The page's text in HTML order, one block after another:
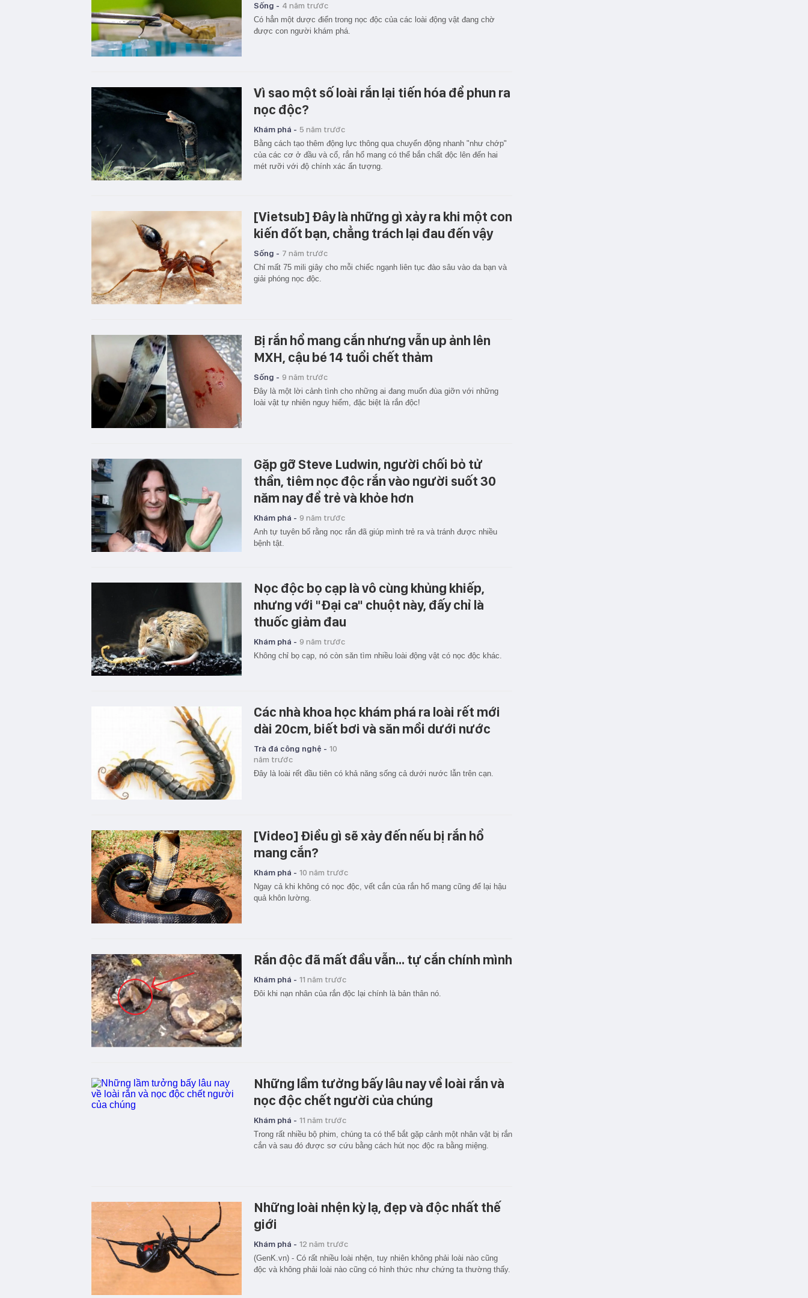
Sống - 4 năm trước
Có hẳn một dược điển trong nọc độc của các loài động vật đang chờ
được con người khám phá.
Vì sao một số loài rắn lại tiến hóa để phun ra
nọc độc?
Khám phá - 5 năm trước
Bằng cách tạo thêm động lực thông qua chuyển động nhanh "như chớp"
của các cơ ở đầu và cổ, rắn hổ mang có thể bắn chất độc lên đến hai
mét rưỡi với độ chính xác ấn tượng.
[Vietsub] Đây là những gì xảy ra khi một con
kiến đốt bạn, chẳng trách lại đau đến vậy
Sống - 7 năm trước
Chỉ mất 75 mili giây cho mỗi chiếc ngạnh liên tục đào sâu vào da bạn và
giải phóng nọc độc.
Bị rắn hổ mang cắn nhưng vẫn up ảnh lên
MXH, cậu bé 14 tuổi chết thảm
Sống - 9 năm trước
Đây là một lời cảnh tình cho những ai đang muốn đùa giỡn với những
loài vật tự nhiên nguy hiểm, đặc biệt là rắn độc!
Gặp gỡ Steve Ludwin, người chối bỏ tử
thần, tiêm nọc độc rắn vào người suốt 30
năm nay để trẻ và khỏe hơn
Khám phá - 9 năm trước
Anh tự tuyên bố rằng nọc rắn đã giúp mình trẻ ra và tránh được nhiều
bệnh tật.
Nọc độc bọ cạp là vô cùng khủng khiếp,
nhưng với "Đại ca" chuột này, đấy chỉ là
thuốc giảm đau
Khám phá - 9 năm trước
Không chỉ bọ cạp, nó còn săn tìm nhiều loài động vật có nọc độc khác.
Các nhà khoa học khám phá ra loài rết mới
dài 20cm, biết bơi và săn mồi dưới nước
Trà đá công nghệ - 10
năm trước
Đây là loài rết đầu tiên có khả năng sống cả dưới nước lẫn trên cạn.
[Video] Điều gì sẽ xảy đến nếu bị rắn hổ
mang cắn?
Khám phá - 10 năm trước
Ngay cả khi không có nọc độc, vết cắn của rắn hổ mang cũng để lại hậu
quả khôn lường.
Rắn độc đã mất đầu vẫn... tự cắn chính mình
Khám phá - 11 năm trước
Đôi khi nạn nhân của rắn độc lại chính là bản thân nó.
Những lầm tưởng bấy lâu nay về loài rắn và
nọc độc chết người của chúng
Khám phá - 11 năm trước
Trong rất nhiều bộ phim, chúng ta có thể bắt gặp cảnh một nhân vật bị rắn
cắn và sau đó được sơ cứu bằng cách hút nọc độc ra bằng miệng.
Những loài nhện kỳ lạ, đẹp và độc nhất thế
giới
Khám phá - 12 năm trước
(GenK.vn) - Có rất nhiều loài nhện, tuy nhiên không phải loài nào cũng
độc và không phải loài nào cũng có hình thức như chứng ta thường thấy.